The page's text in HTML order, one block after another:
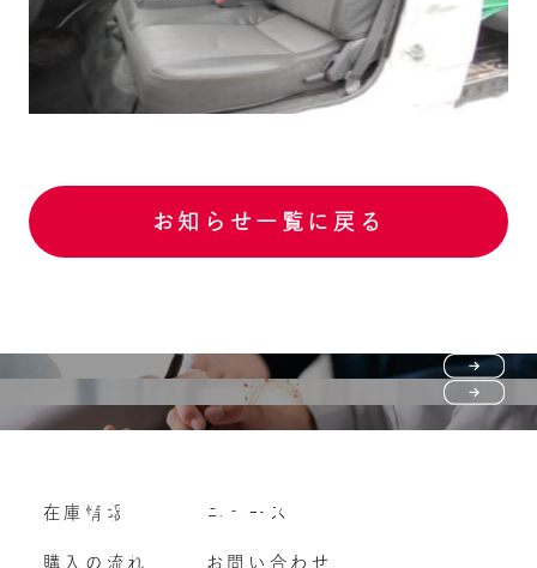
お知らせ一覧に戻る
購入の流れ
よくいただくご質問
Vehicle purchase
車両買い取り
在庫情報
購入の流れ
ニュース
お問い合わせ